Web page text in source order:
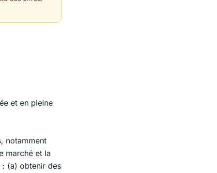
et en pleine
notamment
marché et la
(a) obtenir des